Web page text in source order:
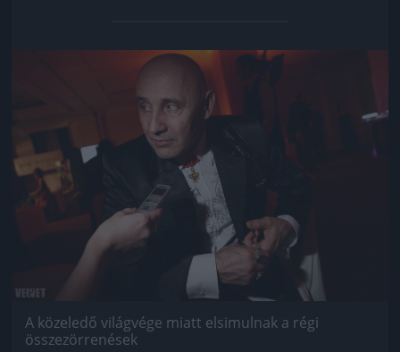
Jön még kép!
A közeledő világvége miatt elsimulnak a régi
összezörrenések